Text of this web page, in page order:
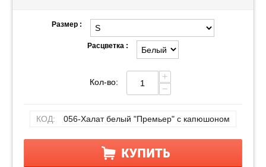
Размер :
Расцветка :
Кол-во:
+
−
КОД: 056-Халат белый "Премьер" с капюшоном
КУПИТЬ